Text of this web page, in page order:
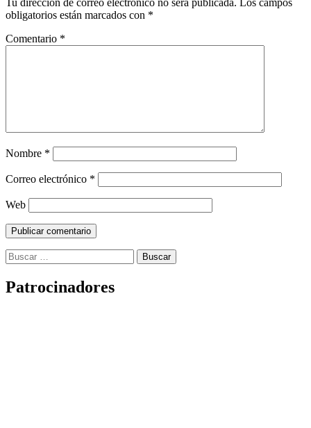
Tu dirección de correo electrónico no será publicada.
Los campos
obligatorios están marcados con *
Comentario *
Nombre *
Correo electrónico *
Web
Buscar:
Patrocinadores